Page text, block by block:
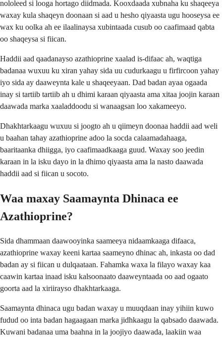
nololeed si looga hortago diidmada. Kooxdaada xubnaha ku shaqeeya
waxay kula shaqeyn doonaan si aad u hesho qiyaasta ugu hooseysa ee
wax ku oolka ah ee ilaalinaysa xubintaada cusub oo caafimaad qabta
oo shaqeysa si fiican.
Haddii aad qaadanayso azathioprine xaalad is-difaac ah, waqtiga
badanaa wuxuu ku xiran yahay sida uu cudurkaagu u firfircoon yahay
iyo sida ay daaweynta kale u shaqeeyaan. Dad badan ayaa ogaada
inay si tartiib tartiib ah u dhimi karaan qiyaasta ama xitaa joojin karaan
daawada marka xaaladdoodu si wanaagsan loo xakameeyo.
Dhakhtarkaagu wuxuu si joogto ah u qiimeyn doonaa haddii aad weli
u baahan tahay azathioprine adoo la socda calaamadahaaga,
baaritaanka dhiigga, iyo caafimaadkaaga guud. Waxay soo jeedin
karaan in la isku dayo in la dhimo qiyaasta ama la nasto daawada
haddii aad si fiican u socoto.
Waa maxay Saamaynta Dhinaca ee
Azathioprine?
Sida dhammaan daawooyinka saameeya nidaamkaaga difaaca,
azathioprine waxay keeni kartaa saameyno dhinac ah, inkasta oo dad
badan ay si fiican u dulqaataan. Fahamka waxa la filayo waxay kaa
caawin kartaa inaad isku kalsoonaato daaweyntaada oo aad ogaato
goorta aad la xiriirayso dhakhtarkaaga.
Saamaynta dhinaca ugu badan waxay u muuqdaan inay yihiin kuwo
fudud oo inta badan hagaagaan marka jidhkaagu la qabsado daawada.
Kuwani badanaa uma baahna in la joojiyo daawada, laakiin waa